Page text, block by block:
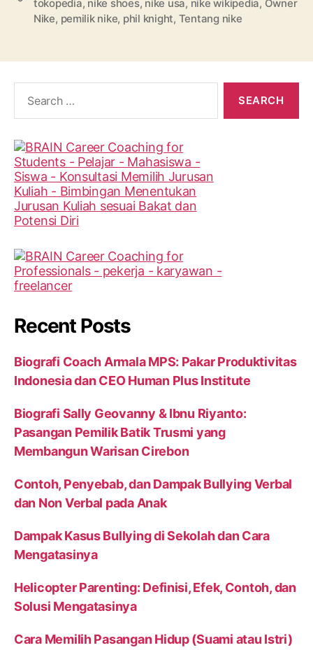
tokopedia, nike shoes, nike usa, nike wikipedia, Owner
Nike, pemilik nike, phil knight, Tentang nike
Recent Posts
Biografi Coach Armala MPS: Pakar Produktivitas
Indonesia dan CEO Human Plus Institute
Biografi Sally Geovanny & Ibnu Riyanto:
Pasangan Pemilik Batik Trusmi yang
Membangun Warisan Cirebon
Contoh, Penyebab, dan Dampak Bullying Verbal
dan Non Verbal pada Anak
Dampak Kasus Bullying di Sekolah dan Cara
Mengatasinya
Helicopter Parenting: Definisi, Efek, Contoh, dan
Solusi Mengatasinya
Cara Memilih Pasangan Hidup (Suami atau Istri)